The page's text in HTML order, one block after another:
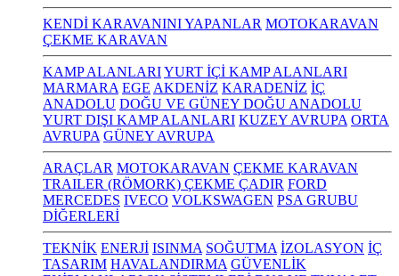
KENDİ KARAVANINI YAPANLAR MOTOKARAVAN
ÇEKME KARAVAN
KAMP ALANLARIYURT İÇİ KAMP ALANLARI
MARMARA EGE AKDENİZ KARADENİZ İÇ
ANADOLU DOĞU VE GÜNEY DOĞU ANADOLU
YURT DIŞI KAMP ALANLARI KUZEY AVRUPA ORTA
AVRUPA GÜNEY AVRUPA
ARAÇLAR MOTOKARAVAN ÇEKME KARAVAN
TRAILER (RÖMORK) ÇEKME ÇADIR FORD
MERCEDES IVECO VOLKSWAGEN PSA GRUBU
DİĞERLERİ
TEKNİK ENERJİ ISINMA SOĞUTMA İZOLASYON İÇ
TASARIM HAVALANDIRMA GÜVENLİK